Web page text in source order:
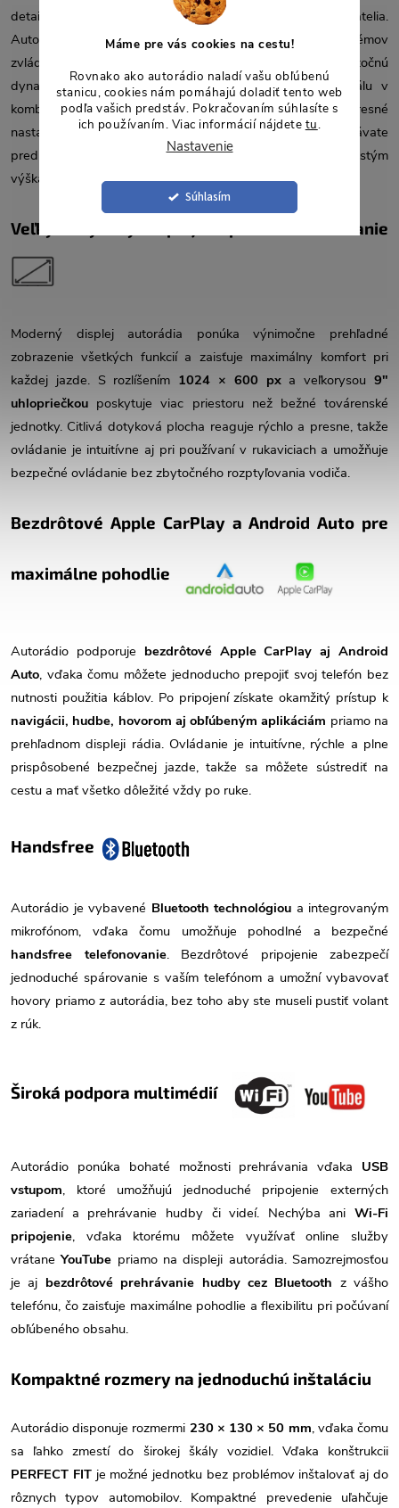
Máme pre vás cookies na cestu!
Rovnako ako autorádio naladí vašu obľúbenú
stanicu, cookies nám pomáhajú doladiť tento web
podľa vašich predstáv. Pokračovaním súhlasíte s
ich používaním. Viac informácií nájdete tu.
Nastavenie
Súhlasím
detailný zvuk, ktorý ocenia aj tí najnáročnejší používatelia.
Autorádio ponúka výkon4×50 W, vďaka čomu bez problémov
zvládne aj výkonnejšie reproduktory a poskytne dostatočnú
dynamiku v každej situácii. Pokročilé spracovanie signálu v
kombinácii s13-pásmovým ekvalizéromumožňuje presné
nastavenie zvuku podľa osobných preferencií, či už dávate
prednosť výrazným basom, vyváženým stredom alebo čistým
výškam.
Veľký dotykový displej na pohodlné ovládanie
Moderný displej autorádia ponúka výnimočne prehľadné
zobrazenie všetkých funkcií a zaisťuje maximálny komfort pri
každej jazde. S rozlíšením 1024 × 600 pxa veľkorysou9"
uhlopriečkou poskytuje viac priestoru než bežné továrenské
jednotky. Citlivá dotyková plocha reaguje rýchlo a presne, takže
ovládanie je intuitívne aj pri používaní v rukaviciach a umožňuje
bezpečné ovládanie bez zbytočného rozptyľovania vodiča.
Bezdrôtové Apple CarPlay a Android Auto pre
maximálne pohodlie
Autorádio podporuje bezdrôtové Apple CarPlay aj Android
Auto, vďaka čomu môžete jednoducho prepojiť svoj telefón bez
nutnosti použitia káblov. Po pripojení získate okamžitý prístup k
navigácii, hudbe, hovorom aj obľúbeným aplikáciám priamo na
prehľadnom displeji rádia. Ovládanie je intuitívne, rýchle a plne
prispôsobené bezpečnej jazde, takže sa môžete sústrediť na
cestu a mať všetko dôležité vždy po ruke.
Handsfree
Autorádio je vybavené Bluetooth technológiou a integrovaným
mikrofónom, vďaka čomu umožňuje pohodlné a bezpečné
handsfree telefonovanie. Bezdrôtové pripojenie zabezpečí
jednoduché spárovanie s vaším telefónom a umožní vybavovať
hovory priamo z autorádia, bez toho aby ste museli pustiť volant
z rúk.
Široká podpora multimédií
Autorádio ponúka bohaté možnosti prehrávania vďaka USB
vstupom, ktoré umožňujú jednoduché pripojenie externých
zariadení a prehrávanie hudby či videí. Nechýba ani Wi-Fi
pripojenie, vďaka ktorému môžete využívať online služby
vrátaneYouTube priamo na displeji autorádia. Samozrejmosťou
je aj bezdrôtové prehrávanie hudby cez Bluetooth z vášho
telefónu, čo zaisťuje maximálne pohodlie a flexibilitu pri počúvaní
obľúbeného obsahu.
Kompaktné rozmery na jednoduchú inštaláciu
Autorádio disponuje rozmermi 230 × 130 × 50 mm, vďaka čomu
sa ľahko zmestí do širokej škály vozidiel. Vďaka konštrukcii
PERFECT FITje možné jednotku bez problémov inštalovať aj do
rôznych typov automobilov. Kompaktné prevedenie uľahčuje